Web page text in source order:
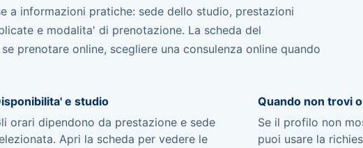
a informazioni pratiche: sede dello studio, prestazioni
e modalita' di prenotazione. La scheda del
prenotare online, scegliere una consulenza online quando
e studio
orari dipendono da prestazione e sede
Apri la scheda per vedere le
Quando non trovi
Se il profilo non
puoi usare la